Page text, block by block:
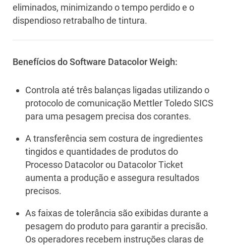
eliminados, minimizando o tempo perdido e o
dispendioso retrabalho de tintura.
Benefícios do Software Datacolor Weigh:
Controla até três balanças ligadas utilizando o
protocolo de comunicação Mettler Toledo SICS
para uma pesagem precisa dos corantes.
A transferência sem costura de ingredientes
tingidos e quantidades de produtos do
Processo Datacolor ou Datacolor Ticket
aumenta a produção e assegura resultados
precisos.
As faixas de tolerância são exibidas durante a
pesagem do produto para garantir a precisão.
Os operadores recebem instruções claras de